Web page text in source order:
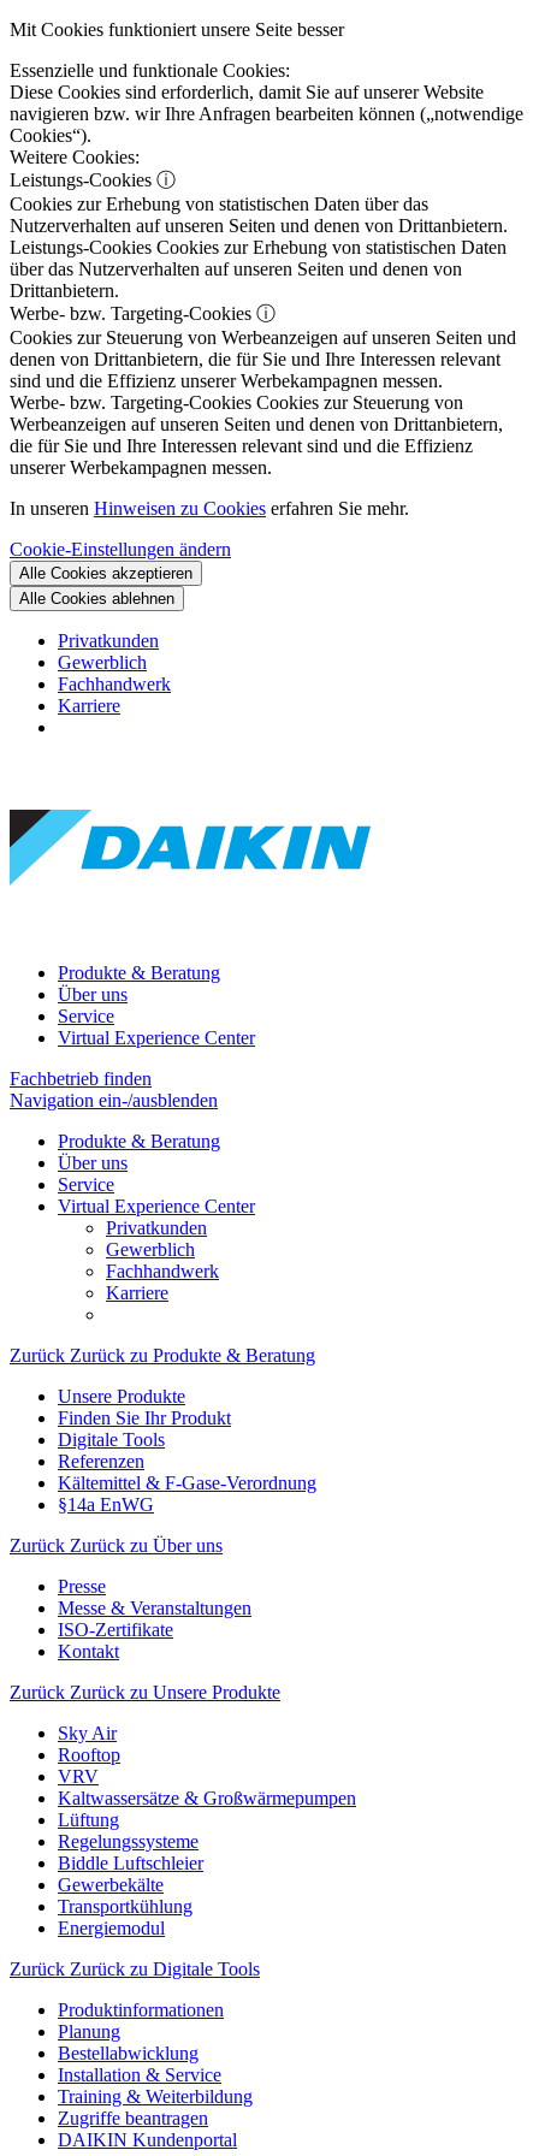
Mit Cookies funktioniert unsere Seite besser
Essenzielle und funktionale Cookies:
Diese Cookies sind erforderlich, damit Sie auf unserer Website
navigieren bzw. wir Ihre Anfragen bearbeiten können („notwendige
Cookies“).
Weitere Cookies:
Leistungs-Cookies ⓘ
Cookies zur Erhebung von statistischen Daten über das
Nutzerverhalten auf unseren Seiten und denen von Drittanbietern.
Leistungs-Cookies Cookies zur Erhebung von statistischen Daten
über das Nutzerverhalten auf unseren Seiten und denen von
Drittanbietern.
Werbe- bzw. Targeting-Cookies ⓘ
Cookies zur Steuerung von Werbeanzeigen auf unseren Seiten und
denen von Drittanbietern, die für Sie und Ihre Interessen relevant
sind und die Effizienz unserer Werbekampagnen messen.
Werbe- bzw. Targeting-Cookies Cookies zur Steuerung von
Werbeanzeigen auf unseren Seiten und denen von Drittanbietern,
die für Sie und Ihre Interessen relevant sind und die Effizienz
unserer Werbekampagnen messen.
In unseren Hinweisen zu Cookies erfahren Sie mehr.
Cookie-Einstellungen ändern
Alle Cookies akzeptieren
Alle Cookies ablehnen
Privatkunden
Gewerblich
Fachhandwerk
Karriere
Produkte & Beratung
Über uns
Service
Virtual Experience Center
Fachbetrieb finden
Navigation ein-/ausblenden
Produkte & Beratung
Über uns
Service
Virtual Experience Center
Privatkunden
Gewerblich
Fachhandwerk
Karriere
Zurück Zurück zu Produkte & Beratung
Unsere Produkte
Finden Sie Ihr Produkt
Digitale Tools
Referenzen
Kältemittel & F-Gase-Verordnung
§14a EnWG
Zurück Zurück zu Über uns
Presse
Messe & Veranstaltungen
ISO-Zertifikate
Kontakt
Zurück Zurück zu Unsere Produkte
Sky Air
Rooftop
VRV
Kaltwassersätze & Großwärmepumpen
Lüftung
Regelungssysteme
Biddle Luftschleier
Gewerbekälte
Transportkühlung
Energiemodul
Zurück Zurück zu Digitale Tools
Produktinformationen
Planung
Bestellabwicklung
Installation & Service
Training & Weiterbildung
Zugriffe beantragen
DAIKIN Kundenportal